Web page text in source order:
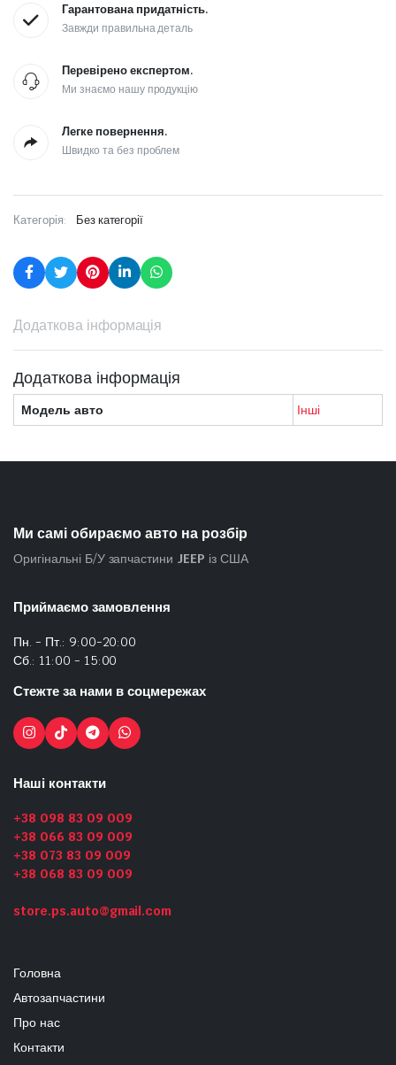
Гарантована придатність.
Завжди правильна деталь
Перевірено експертом.
Ми знаємо нашу продукцію
Легке повернення.
Швидко та без проблем
Категорія: Без категорії
Додаткова інформація
Додаткова інформація
Модель авто Інші
Ми самі обираємо авто на розбір
Оригінальні Б/У запчастини JEEP із США
Приймаємо замовлення
Пн. - Пт.: 9:00-20:00
Сб.: 11:00 - 15:00
Стежте за нами в соцмережах
Наші контакти
+38 098 83 09 009
+38 066 83 09 009
+38 073 83 09 009
+38 068 83 09 009
store.ps.auto@gmail.com
Головна
Автозапчастини
Про нас
Контакти